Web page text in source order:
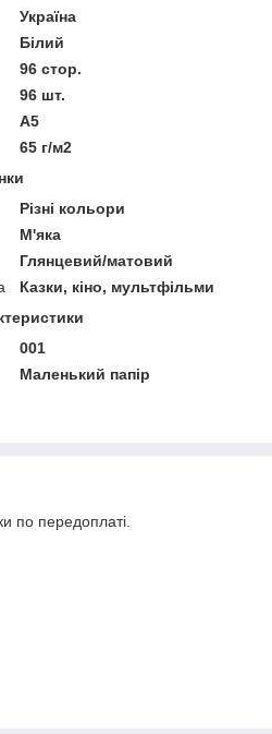
Україна
Білий
96 стор.
96 шт.
A5
65 г/м2
Різні кольори
М'яка
Глянцевий/матовий
Казки, кіно, мультфільми
001
Маленький папір
по передоплаті.